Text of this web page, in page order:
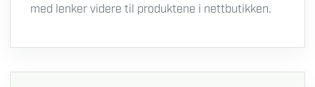
med lenker videre til produktene i nettbutikken.